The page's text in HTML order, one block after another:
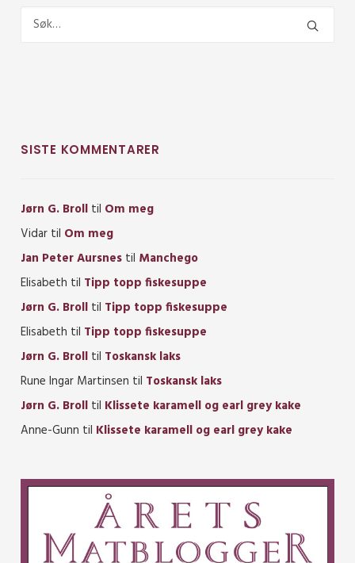
SISTE KOMMENTARER
Jørn G. Broll til Om meg
Vidar til Om meg
Jan Peter Aursnes til Manchego
Elisabeth til Tipp topp fiskesuppe
Jørn G. Broll til Tipp topp fiskesuppe
Elisabeth til Tipp topp fiskesuppe
Jørn G. Broll til Toskansk laks
Rune Ingar Martinsen til Toskansk laks
Jørn G. Broll til Klissete karamell og earl grey kake
Anne-Gunn til Klissete karamell og earl grey kake